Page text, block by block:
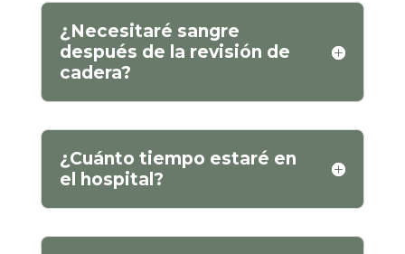
¿Necesitaré sangre
después de la revisión de
cadera?
¿Cuánto tiempo estaré en
el hospital?